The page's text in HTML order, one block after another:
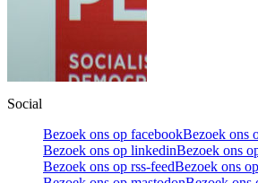
Social
Bezoek ons op facebookBezoek ons
Bezoek ons op linkedinBezoek ons
Bezoek ons op rss-feedBezoek ons